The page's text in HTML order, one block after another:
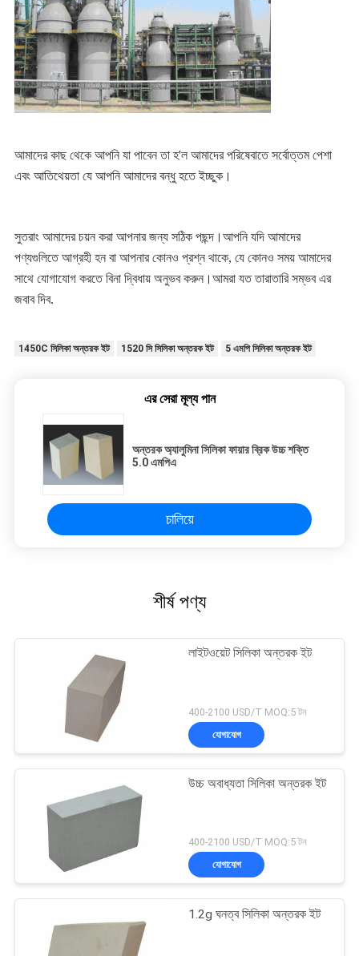
আমাদের কাছ থেকে আপনি যা পাবেন তা হ'ল আমাদের পরিষেবাতে সর্বোত্তম পেশা
এবং আতিথেয়তা যে আপনি আমাদের বন্ধু হতে ইচ্ছুক।
সুতরাং আমাদের চয়ন করা আপনার জন্য সঠিক পছন্দ।আপনি যদি আমাদের
পণ্যগুলিতে আগ্রহী হন বা আপনার কোনও প্রশ্ন থাকে, যে কোনও সময় আমাদের
সাথে যোগাযোগ করতে বিনা দ্বিধায় অনুভব করুন।আমরা যত তারাতারি সম্ভব এর
জবাব দিব.
1450C সিলিকা অন্তরক ইট 1520 সি সিলিকা অন্তরক ইট 5 এমপি সিলিকা অন্তরক ইট
এর সেরা মূল্য পান
অন্তরক অ্যালুমিনা সিলিকা ফায়ার ব্রিক উচ্চ শক্তি
5.0 এমপিএ
চালিয়ে
শীর্ষ পণ্য
লাইটওয়েট সিলিকা অন্তরক ইট
400-2100 USD/T MOQ:5 টন
যোগাযোগ
উচ্চ অবাধ্যতা সিলিকা অন্তরক ইট
400-2100 USD/T MOQ:5 টন
যোগাযোগ
1.2g ঘনত্ব সিলিকা অন্তরক ইট